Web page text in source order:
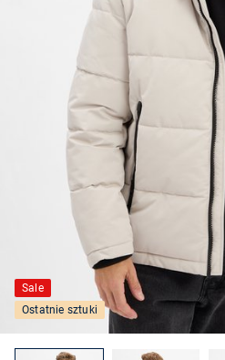
Sale
Ostatnie sztuki